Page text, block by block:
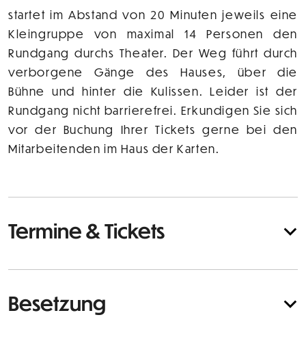
startet im Abstand von 20 Minuten jeweils eine
Kleingruppe von maximal 14 Personen den
Rundgang durchs Theater. Der Weg führt durch
verborgene Gänge des Hauses, über die
Bühne und hinter die Kulissen. Leider ist der
Rundgang nicht barrierefrei. Erkundigen Sie sich
vor der Buchung Ihrer Tickets gerne bei den
Mitarbeitenden im Haus der Karten.
Termine & Tickets
Besetzung